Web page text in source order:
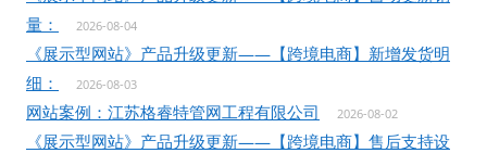
量：
2026-08-04
《展示型网站》产品升级更新——【跨境电商】新增发货明
细：
2026-08-03
网站案例：江苏格睿特管网工程有限公司 2026-08-02
《展示型网站》产品升级更新——【跨境电商】售后支持设